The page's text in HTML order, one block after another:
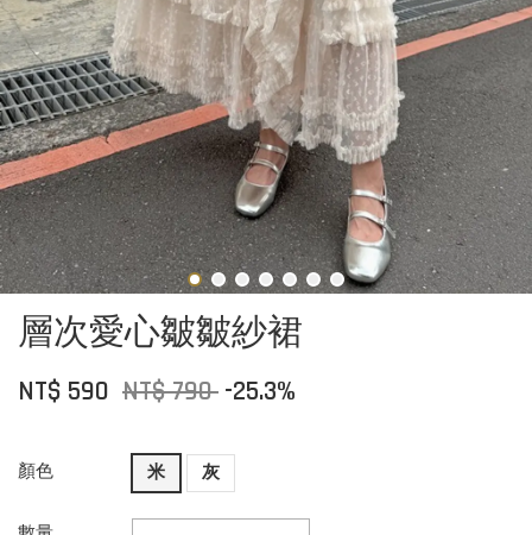
層次愛心皺皺紗裙
NT$ 590 NT$ 790 -25.3%
顏色 米 灰